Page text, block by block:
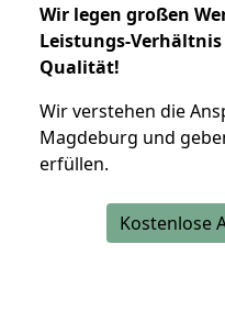
Wir legen großen
Leistungs-
Qualität!
Wir verstehen die
Magdeburg und
erfüllen.
Kostenlose